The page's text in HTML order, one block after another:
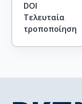
DOI
Τελευταία
τροποποίηση